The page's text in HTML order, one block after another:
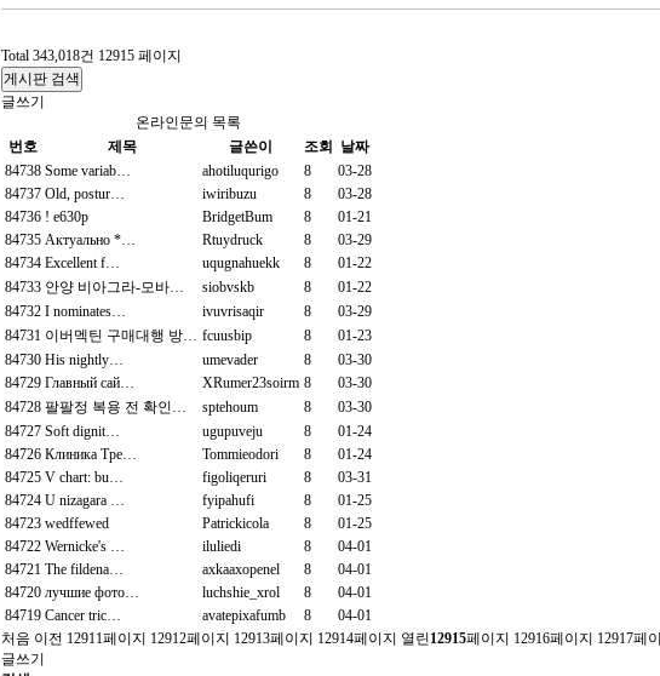
Total 343,018건 12915 페이지
게시판 검색
글쓰기
온라인문의 목록
번호
제목 글쓴이 조회
날짜
84738 Some variab… ahotiluqurigo 8
03-28
84737 Old, postur… iwiribuzu 8
03-28
84736 ! e630p BridgetBum 8
01-21
84735 Актуально *… Rtuydruck 8
03-29
84734 Excellent f… uqugnahuekk 8
01-22
84733 안양 비아그라-모바… siobvskb 8
01-22
84732 I nominates… ivuvrisaqir 8
03-29
84731 이버멕틴 구매대행 방… fcuusbip 8
01-23
84730 His nightly… umevader 8
03-30
84729 Главный сай… XRumer23soirm 8
03-30
84728 팔팔정 복용 전 확인… sptehoum 8
03-30
84727 Soft dignit… ugupuveju 8
01-24
84726 Клиника Тре… Tommieodori 8
01-24
84725 V chart: bu… figoliqeruri 8
03-31
84724 U nizagara … fyipahufi 8
01-25
84723 wedffewed Patrickicola 8
01-25
84722 Wernicke's … iluliedi 8
04-01
84721 The fildena… axkaaxopenel 8
04-01
84720 лучшие фото… luchshie_xrol 8
04-01
84719 Cancer tric… avatepixafumb 8
04-01
처음 이전 12911페이지 12912페이지 12913페이지 12914페이지 열린12915페이지 12916페이지 12917페
글쓰기